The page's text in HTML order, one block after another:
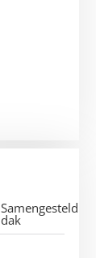
Samengesteld
dak